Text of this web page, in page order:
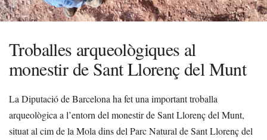
Troballes arqueològiques al
monestir de Sant Llorenç del Munt
La Diputació de Barcelona ha fet una important troballa
arqueològica a l’entorn del monestir de Sant Llorenç del Munt,
situat al cim de la Mola dins del Parc Natural de Sant Llorenç del